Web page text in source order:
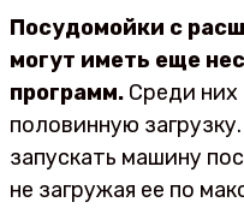
Посудомойки с
могут иметь еще
программ. Среди
половинную
запускать машину
не загружая ее по